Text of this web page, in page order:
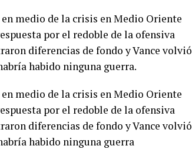
medio de la crisis en Medio Oriente
por el redoble de la ofensiva
diferencias de fondo y Vance volvió
habido ninguna guerra.
medio de la crisis en Medio Oriente
por el redoble de la ofensiva
diferencias de fondo y Vance volvió
habido ninguna guerra